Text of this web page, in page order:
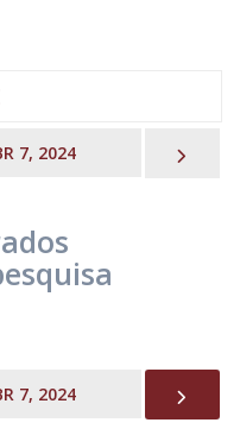
7, 2024
7, 2024